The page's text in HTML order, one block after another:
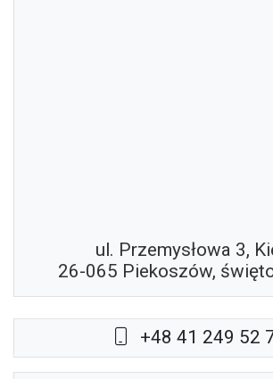
ul. Przemysłowa 3,
26-065 Piekoszów,
+48 41 249 52